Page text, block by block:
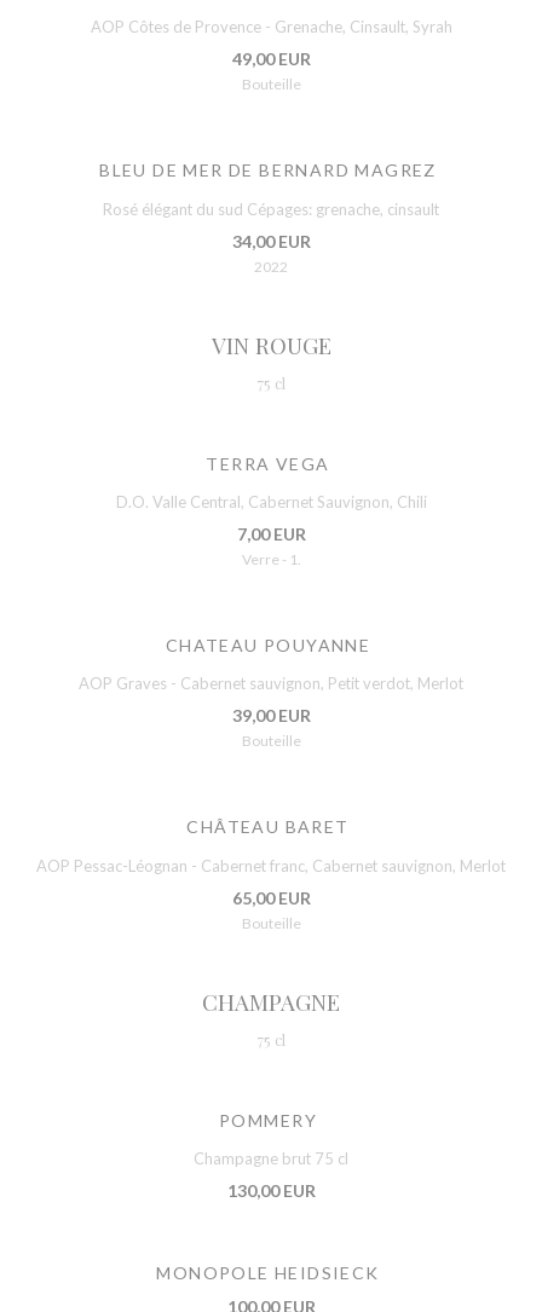
AOP Côtes de Provence - Grenache, Cinsault, Syrah
49,00 EUR
Bouteille
BLEU DE MER DE BERNARD MAGREZ
Rosé élégant du sud Cépages: grenache, cinsault
34,00 EUR
2022
VIN ROUGE
75 cl
TERRA VEGA
D.O. Valle Central, Cabernet Sauvignon, Chili
7,00 EUR
Verre - 1.
CHATEAU POUYANNE
AOP Graves - Cabernet sauvignon, Petit verdot, Merlot
39,00 EUR
Bouteille
CHÂTEAU BARET
AOP Pessac-Léognan - Cabernet franc, Cabernet sauvignon, Merlot
65,00 EUR
Bouteille
CHAMPAGNE
75 cl
POMMERY
Champagne brut 75 cl
130,00 EUR
MONOPOLE HEIDSIECK
100,00 EUR